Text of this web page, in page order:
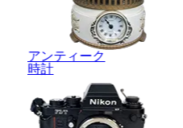
アンティーク
時計